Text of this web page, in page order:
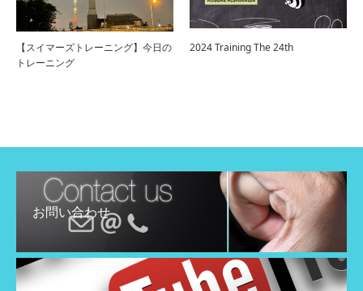
【スイマーズトレーニング】今日の
トレーニング
2024 Training The 24th
お問い合わせ